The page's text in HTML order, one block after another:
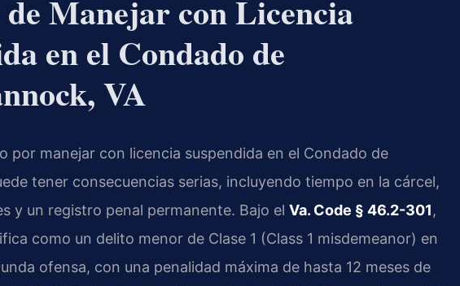
Manejar con Licencia
en el Condado de
VA
por manejar con licencia suspendida en el Condado de
tener consecuencias serias, incluyendo tiempo en la cárcel,
y un registro penal permanente. Bajo el Va. Code § 46.2-301,
como un delito menor de Clase 1 (Class 1 misdemeanor) en
ofensa, con una penalidad máxima de hasta 12 meses de